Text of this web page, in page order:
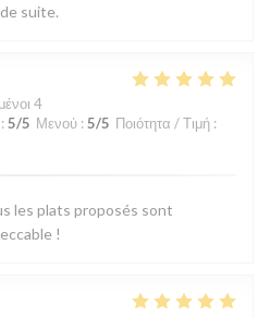
suite.
4
: 5/5 Μενού : 5/5 Ποιότητα / Τιμή :
les plats proposés sont
!